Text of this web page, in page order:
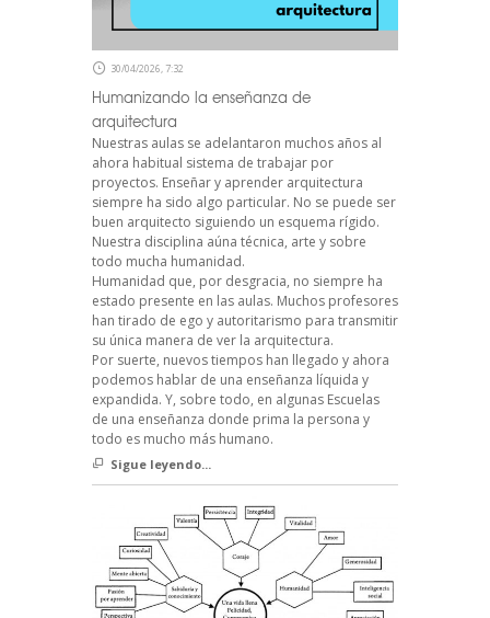
30/04/2026, 7:32
Humanizando la enseñanza de
arquitectura
Nuestras aulas se adelantaron muchos años al
ahora habitual sistema de trabajar por
proyectos. Enseñar y aprender arquitectura
siempre ha sido algo particular. No se puede ser
buen arquitecto siguiendo un esquema rígido.
Nuestra disciplina aúna técnica, arte y sobre
todo mucha humanidad.
Humanidad que, por desgracia, no siempre ha
estado presente en las aulas. Muchos profesores
han tirado de ego y autoritarismo para transmitir
su única manera de ver la arquitectura.
Por suerte, nuevos tiempos han llegado y ahora
podemos hablar de una enseñanza líquida y
expandida. Y, sobre todo, en algunas Escuelas
de una enseñanza donde prima la persona y
todo es mucho más humano.
Sigue leyendo...